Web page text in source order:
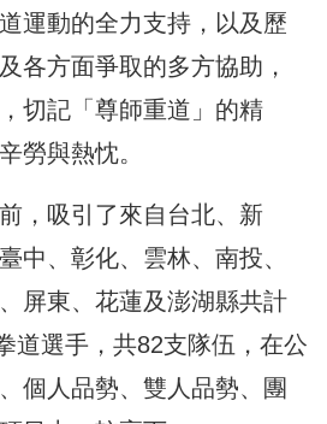
運動的全力支持，以及歷
各方面爭取的多方協助，
切記「尊師重道」的精
勞與熱忱。
，吸引了來自台北、新
中、彰化、雲林、南投、
屏東、花蓮及澎湖縣共計
道選手，共82支隊伍，在公
個人品勢、雙人品勢、團